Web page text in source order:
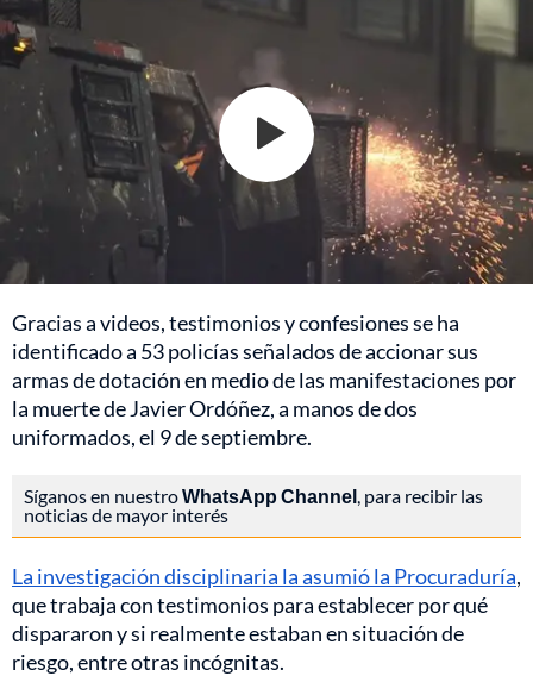
Gracias a videos, testimonios y confesiones se ha
identificado a 53 policías señalados de accionar sus
armas de dotación en medio de las manifestaciones por
la muerte de Javier Ordóñez, a manos de dos
uniformados, el 9 de septiembre.
Síganos en nuestroWhatsApp Channel , para recibir las
noticias de mayor interés
La investigación disciplinaria la asumió la Procuraduría,
que trabaja con testimonios para establecer por qué
dispararon y si realmente estaban en situación de
riesgo, entre otras incógnitas.